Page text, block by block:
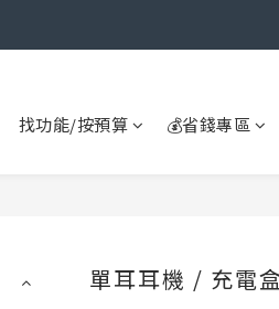
找功能/按預算 💰省錢專區
單耳耳機 / 充電